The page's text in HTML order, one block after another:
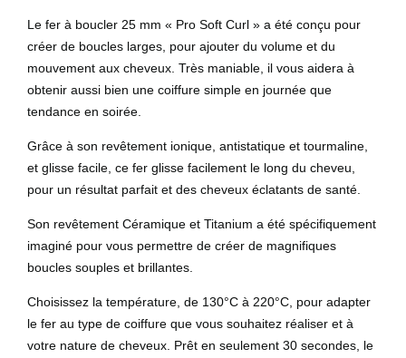
Le fer à boucler 25 mm « Pro Soft Curl » a été conçu pour
créer de boucles larges, pour ajouter du volume et du
mouvement aux cheveux. Très maniable, il vous aidera à
obtenir aussi bien une coiffure simple en journée que
tendance en soirée.
Grâce à son revêtement ionique, antistatique et tourmaline,
et glisse facile, ce fer glisse facilement le long du cheveu,
pour un résultat parfait et des cheveux éclatants de santé.
Son revêtement Céramique et Titanium a été spécifiquement
imaginé pour vous permettre de créer de magnifiques
boucles souples et brillantes.
Choisissez la température, de 130°C à 220°C, pour adapter
le fer au type de coiffure que vous souhaitez réaliser et à
votre nature de cheveux. Prêt en seulement 30 secondes, le